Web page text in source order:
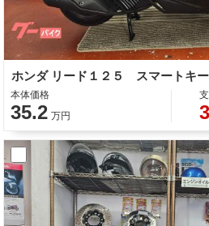
ホンダ リード１２５ スマートキ
本体価格
35.2 万円